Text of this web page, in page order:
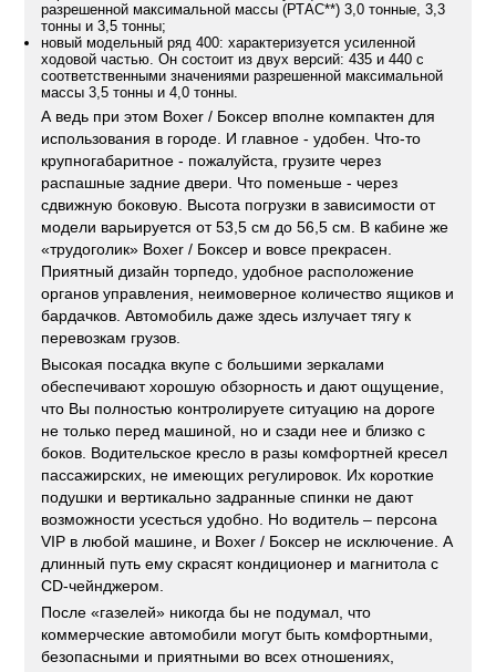
разрешенной максимальной массы (РТАС**) 3,0 тонные, 3,3
тонны и 3,5 тонны;
новый модельный ряд 400: характеризуется усиленной
ходовой частью. Он состоит из двух версий: 435 и 440 с
соответственными значениями разрешенной максимальной
массы 3,5 тонны и 4,0 тонны.
А ведь при этом Boxer / Боксер вполне компактен для
использования в городе. И главное - удобен. Что-то
крупногабаритное - пожалуйста, грузите через
распашные задние двери. Что поменьше - через
сдвижную боковую. Высота погрузки в зависимости от
модели варьируется от 53,5 см до 56,5 см. В кабине же
«трудоголик» Boxer / Боксер и вовсе прекрасен.
Приятный дизайн торпедо, удобное расположение
органов управления, неимоверное количество ящиков и
бардачков. Автомобиль даже здесь излучает тягу к
перевозкам грузов.
Высокая посадка вкупе с большими зеркалами
обеспечивают хорошую обзорность и дают ощущение,
что Вы полностью контролируете ситуацию на дороге
не только перед машиной, но и сзади нее и близко с
боков. Водительское кресло в разы комфортней кресел
пассажирских, не имеющих регулировок. Их короткие
подушки и вертикально задранные спинки не дают
возможности усесться удобно. Но водитель – персона
VIP в любой машине, и Boxer / Боксер не исключение. А
длинный путь ему скрасят кондиционер и магнитола с
CD-чейнджером.
После «газелей» никогда бы не подумал, что
коммерческие автомобили могут быть комфортными,
безопасными и приятными во всех отношениях,